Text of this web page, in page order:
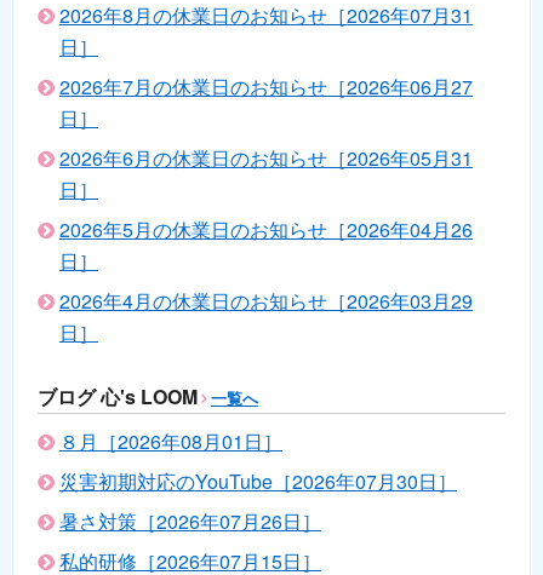
2026年8月の休業日のお知らせ［2026年07月31
日］
2026年7月の休業日のお知らせ［2026年06月27
日］
2026年6月の休業日のお知らせ［2026年05月31
日］
2026年5月の休業日のお知らせ［2026年04月26
日］
2026年4月の休業日のお知らせ［2026年03月29
日］
ブログ 心's LOOM 一覧へ
８月［2026年08月01日］
災害初期対応のYouTube［2026年07月30日］
暑さ対策［2026年07月26日］
私的研修［2026年07月15日］